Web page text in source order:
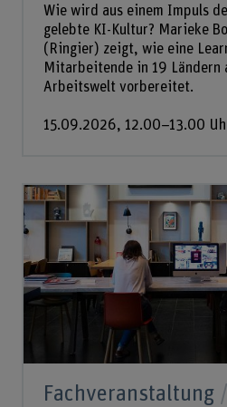
Wie wird aus einem Impuls
gelebte KI-Kultur? Marieke
(Ringier) zeigt, wie eine
Mitarbeitende in 19 Ländern
Arbeitswelt vorbereitet.
15.09.2026, 12.00–13.00
Fachveranstaltung